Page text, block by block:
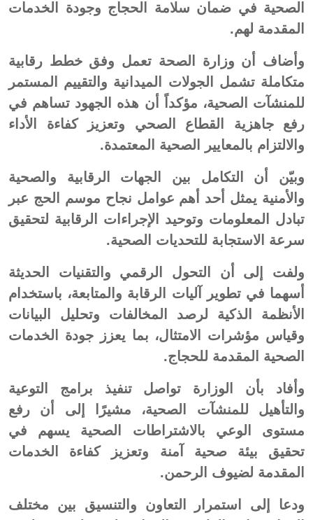
الصحية في ضمان سلامة الحجاج وجودة الخدمات
المقدمة لهم.
وأضاف أن وزارة الصحة تعمل وفق خطط رقابية
متكاملة تشمل الجولات الميدانية والتقييم المستمر
للمنشآت الصحية، مؤكداً أن هذه الجهود تساهم في
رفع جاهزية القطاع الصحي وتعزيز كفاءة الأداء
والالتزام بالمعايير الصحية المعتمدة.
وبيّن أن التكامل بين الجهات الرقابية والصحية
والأمنية يمثل أحد أهم عوامل نجاح موسم الحج عبر
تبادل المعلومات وتوحيد الإجراءات الرقابية لتحقيق
سرعة الاستجابة للتحديات الصحية.
ولفت إلى أن التحول الرقمي والتقنيات الحديثة
أسهما في تطوير آليات الرقابة والمتابعة، باستخدام
الأنظمة الذكية لرصد المخالفات وتحليل البيانات
وقياس مؤشرات الامتثال، بما يعزز جودة الخدمات
الصحية المقدمة للحجاج.
وأفاد بأن الوزارة تواصل تنفيذ برامج التوعية
والتأهيل للمنشآت الصحية، مشيرًا إلى أن رفع
مستوى الوعي بالاشتراطات الصحية يسهم في
تحقيق بيئة صحية آمنة وتعزيز كفاءة الخدمات
المقدمة لضيوف الرحمن.
ودعا إلى استمرار التعاون والتنسيق بين مختلف